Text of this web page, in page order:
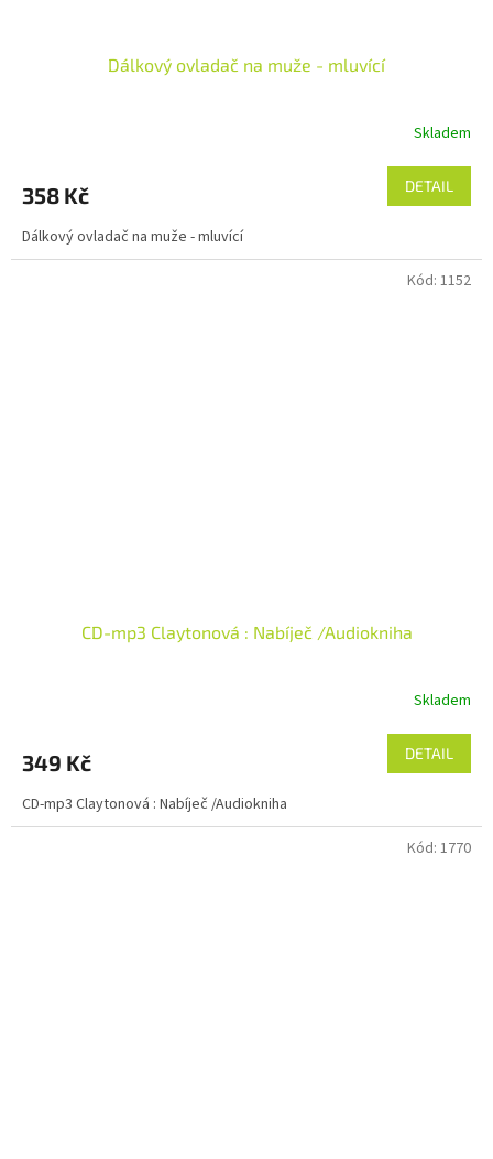
Dálkový ovladač na muže - mluvící
Skladem
358 Kč DETAIL
Dálkový ovladač na muže - mluvící
CD-mp3 Claytonová : Nabíječ /Audiokniha
Skladem
349 Kč DETAIL
CD-mp3 Claytonová : Nabíječ /Audiokniha
Kód: 1152
Kód: 1770